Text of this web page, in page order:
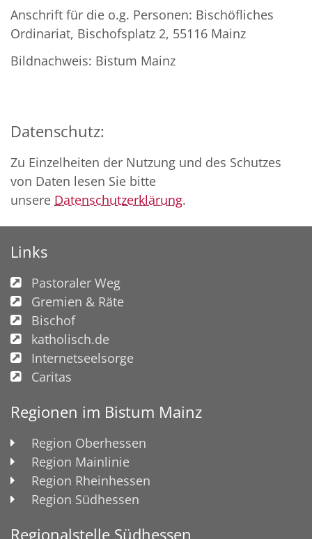
Anschrift für die o.g. Personen: Bischöfliches
Ordinariat, Bischofsplatz 2, 55116 Mainz
Bildnachweis: Bistum Mainz
Datenschutz:
Zu Einzelheiten der Nutzung und des Schutzes
von Daten lesen Sie bitte
unsere Datenschutzerklärung.
Links
Pastoraler Weg
Gremien & Räte
Bischof
katholisch.de
Internetseelsorge
Caritas
Regionen im Bistum Mainz
Region Oberhessen
Region Mainlinie
Region Rheinhessen
Region Südhessen
Regionalstelle Südhessen